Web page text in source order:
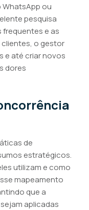
ou
pesquisa
frequentes e as
o gestor
e até criar novos
dores
de
estratégicos.
utilizam e como
mapeamento
que a
aplicadas